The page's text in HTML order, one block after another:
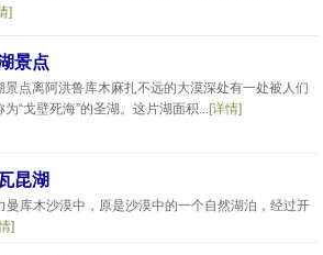
]
景点
景点离阿洪鲁库木麻扎不远的大漠深处有一处被人们
为“戈壁死海”的圣湖。这片湖面积...[详情]
昆湖
曼库木沙漠中，原是沙漠中的一个自然湖泊，经过开
]